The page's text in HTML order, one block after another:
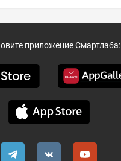
приложение Смартлаба: